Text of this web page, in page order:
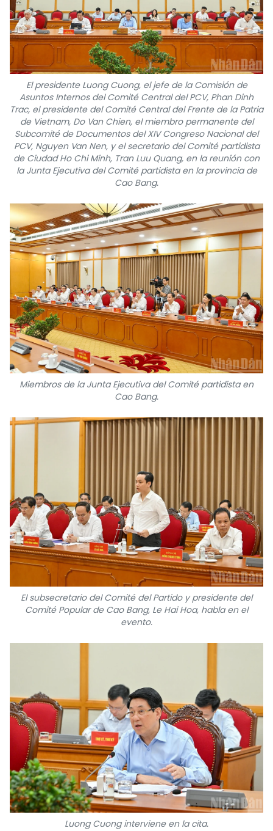
El presidente Luong Cuong, el jefe de la Comisión de
Asuntos Internos del Comité Central del PCV, Phan Dinh
Trac, el presidente del Comité Central del Frente de la Patria
de Vietnam, Do Van Chien, el miembro permanente del
Subcomité de Documentos del XIV Congreso Nacional del
PCV, Nguyen Van Nen, y el secretario del Comité partidista
de Ciudad Ho Chi Minh, Tran Luu Quang, en la reunión con
la Junta Ejecutiva del Comité partidista en la provincia de
Cao Bang.
Miembros de la Junta Ejecutiva del Comité partidista en
Cao Bang.
El subsecretario del Comité del Partido y presidente del
Comité Popular de Cao Bang, Le Hai Hoa, habla en el
evento.
Luong Cuong interviene en la cita.